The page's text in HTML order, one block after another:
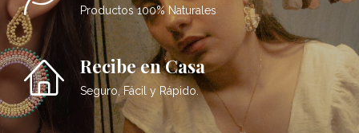
Productos 100% Naturales
Recibe en Casa
Seguro, Fácil y Rápido.